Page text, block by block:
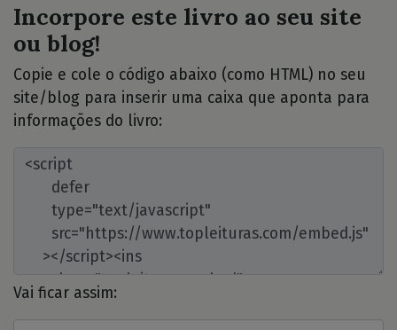
Incorpore este livro ao seu site
ou blog!
Copie e cole o código abaixo (como HTML) no seu
site/blog para inserir uma caixa que aponta para
informações do livro:
Vai ficar assim: